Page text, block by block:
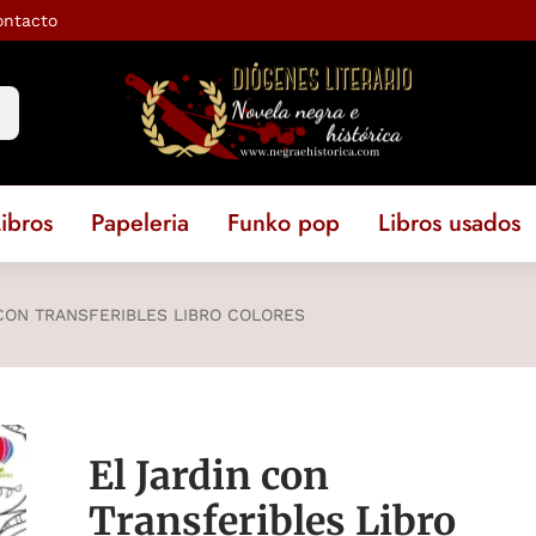
Papeleria Funko pop Libros usados
TRANSFERIBLES LIBRO COLORES
El Jardin con
Transferibles Libro